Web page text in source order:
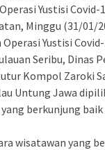
Yustisi
Minggu (31/01/
Yustisi
Seribu, Dinas
Kompol Zaroki
Untung Jawa
berkunjung
wisatawan yang